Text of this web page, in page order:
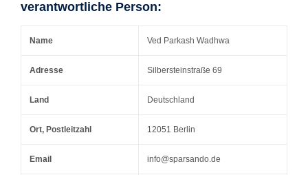
verantwortliche Person:
Name Ved Parkash Wadhwa
Adresse Silbersteinstraße 69
Land Deutschland
Ort, Postleitzahl 12051 Berlin
Email info@sparsando.de